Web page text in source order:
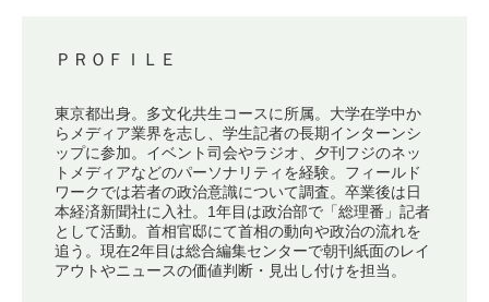
ＰＲＯＦＩＬＥ
東京都出身。多文化共生コースに所属。大学在学中か
らメディア業界を志し、学生記者の長期インターンシ
ップに参加。イベント司会やラジオ、夕刊フジのネッ
トメディアなどのパーソナリティを経験。フィールド
ワークでは若者の政治意識について調査。卒業後は日
本経済新聞社に入社。1年目は政治部で「総理番」記者
として活動。首相官邸にて首相の動向や政治の流れを
追う。現在2年目は総合編集センターで朝刊紙面のレイ
アウトやニュースの価値判断・見出し付けを担当。